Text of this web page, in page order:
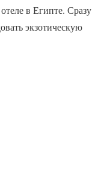
в Египте. Сразу
экзотическую